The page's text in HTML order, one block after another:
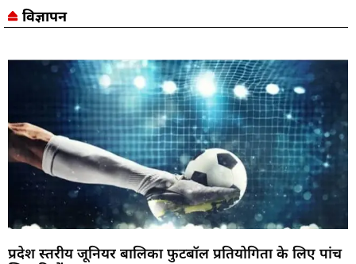
विज्ञापन
प्रदेश स्तरीय जूनियर बालिका फुटबॉल प्रतियोगिता के लिए पांच